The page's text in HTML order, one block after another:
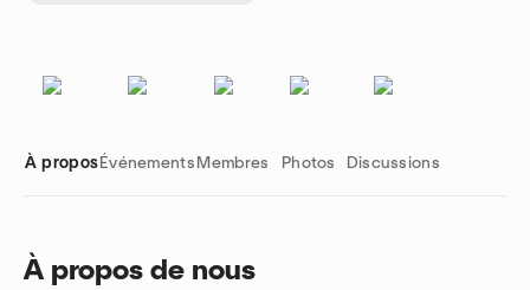
À propos Événements Membres Photos Discussions
À propos de nous